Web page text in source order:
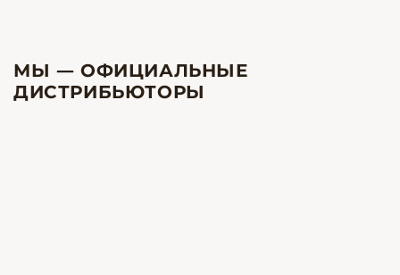
МЫ — ОФИЦИАЛЬНЫЕ
ДИСТРИБЬЮТОРЫ